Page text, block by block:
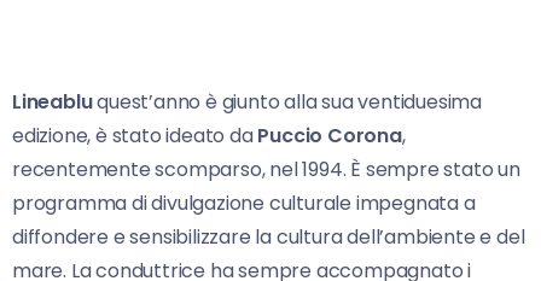
Lineabluquest’anno è giunto alla sua ventiduesima
edizione, è stato ideato daPuccio Corona,
recentemente scomparso, nel 1994. È sempre stato un
programma di divulgazione culturale impegnata a
diffondere e sensibilizzare la cultura dell’ambiente e del
mare. La conduttrice ha sempre accompagnato i